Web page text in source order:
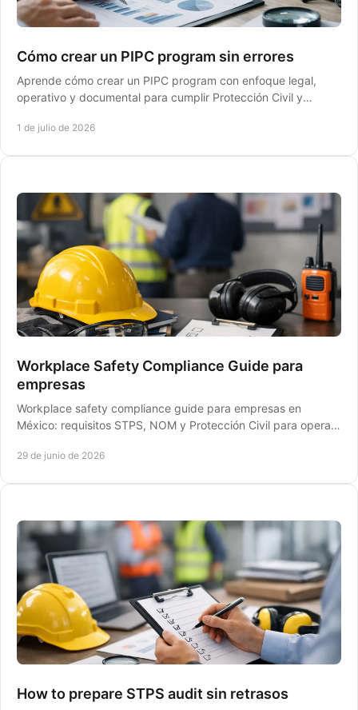
Cómo crear un PIPC program sin errores
Aprende cómo crear un PIPC program con enfoque legal,
operativo y documental para cumplir Protección Civil y
1 de julio de 2026
Workplace Safety Compliance Guide para
empresas
Workplace safety compliance guide para empresas en
México: requisitos STPS, NOM y Protección Civil para operar
29 de junio de 2026
How to prepare STPS audit sin retrasos